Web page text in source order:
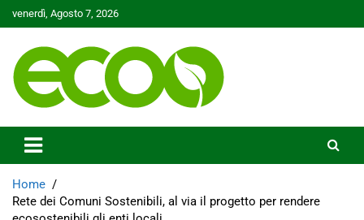
to
venerdì, Agosto 7, 2026
Ecoo.it
Home
Rete dei Comuni Sostenibili, al via il progetto per rendere